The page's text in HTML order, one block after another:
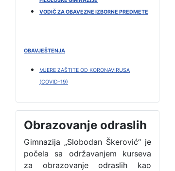
VODIČ ZA OBAVEZNE IZBORNE PREDMETE
OBAVJEŠTENJA
MJERE ZAŠTITE OD KORONAVIRUSA
(COVID-19)
Obrazovanje odraslih
Gimnazija „Slobodan Škerović“ je
počela sa održavanjem kurseva
za obrazovanje odraslih kao